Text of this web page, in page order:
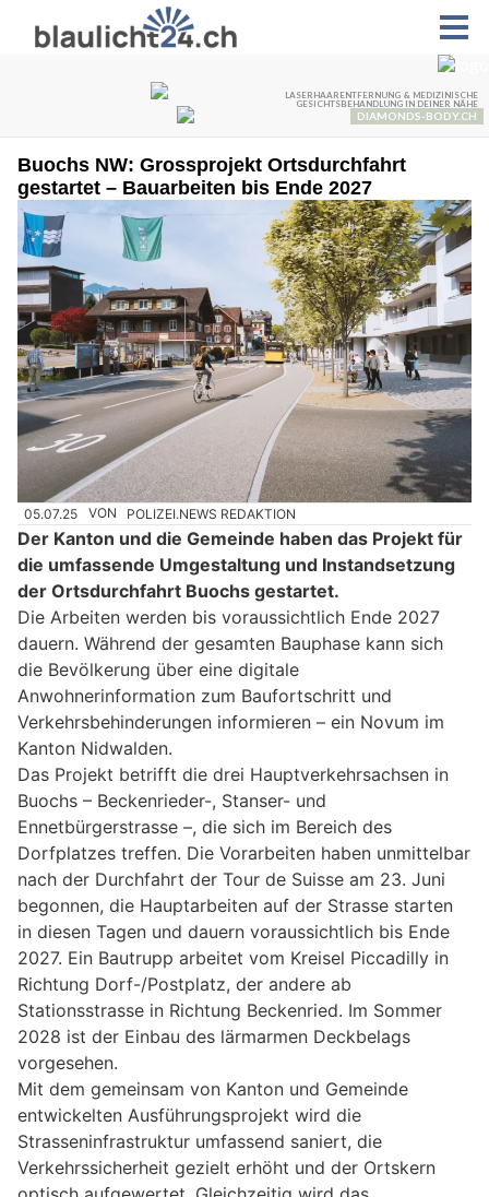
Buochs NW: Grossprojekt Ortsdurchfahrt
gestartet – Bauarbeiten bis Ende 2027
05.07.25 VON POLIZEI.NEWS REDAKTION
Der Kanton und die Gemeinde haben das Projekt für
die umfassende Umgestaltung und Instandsetzung
der Ortsdurchfahrt Buochs gestartet.
Die Arbeiten werden bis voraussichtlich Ende 2027
dauern. Während der gesamten Bauphase kann sich
die Bevölkerung über eine digitale
Anwohnerinformation zum Baufortschritt und
Verkehrsbehinderungen informieren – ein Novum im
Kanton Nidwalden.
Das Projekt betrifft die drei Hauptverkehrsachsen in
Buochs – Beckenrieder-, Stanser- und
Ennetbürgerstrasse –, die sich im Bereich des
Dorfplatzes treffen. Die Vorarbeiten haben unmittelbar
nach der Durchfahrt der Tour de Suisse am 23. Juni
begonnen, die Hauptarbeiten auf der Strasse starten
in diesen Tagen und dauern voraussichtlich bis Ende
2027. Ein Bautrupp arbeitet vom Kreisel Piccadilly in
Richtung Dorf-/Postplatz, der andere ab
Stationsstrasse in Richtung Beckenried. Im Sommer
2028 ist der Einbau des lärmarmen Deckbelags
vorgesehen.
Mit dem gemeinsam von Kanton und Gemeinde
entwickelten Ausführungsprojekt wird die
Strasseninfrastruktur umfassend saniert, die
Verkehrssicherheit gezielt erhöht und der Ortskern